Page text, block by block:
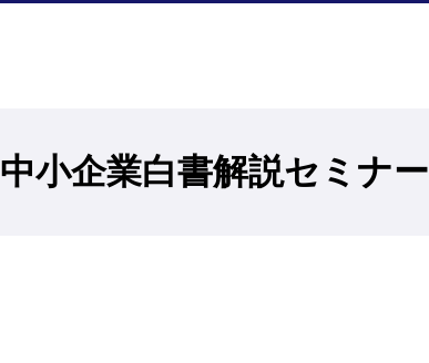
中小企業白書解説セミナー